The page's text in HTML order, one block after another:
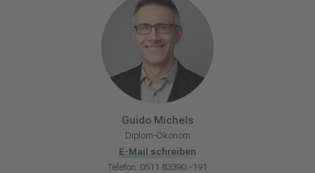
Guido Michels
Diplom-Ökonom
E-Mail schreiben
Telefon: 0511 83390 -191